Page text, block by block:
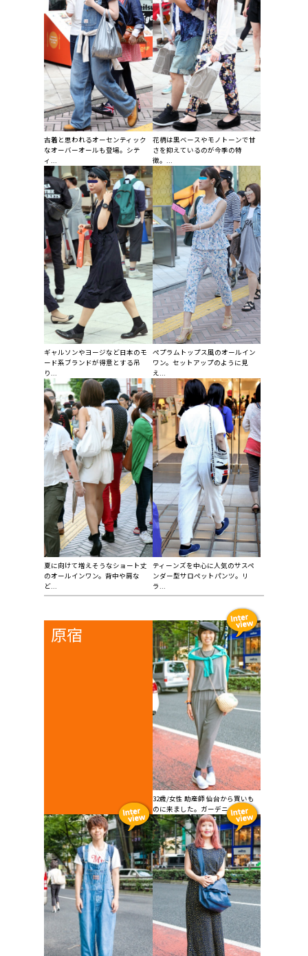
古着と思われるオーセンティック
なオーバーオールも登場。シテ
ィ...
花柄は黒ベースやモノトーンで甘
さを抑えているのが今季の特
徴。...
ギャルソンやヨージなど日本のモ
ード系ブランドが得意とする吊
り...
ぺプラムトップス風のオールイン
ワン。セットアップのように見
え...
夏に向けて増えそうなショート丈
のオールインワン。背中や肩な
ど...
ティーンズを中心に人気のサスペ
ンダー型サロペットパンツ。リ
ラ...
原宿
32歳/女性 助産師 仙台から買いも
のに来ました。ガーデニ...